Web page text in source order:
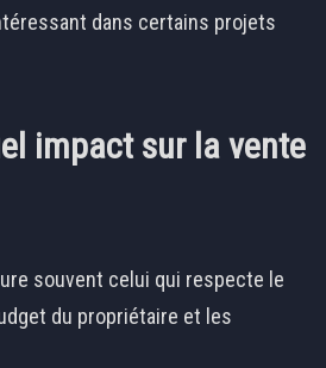
dans certains projets
impact sur la vente
souvent celui qui respecte le
du propriétaire et les